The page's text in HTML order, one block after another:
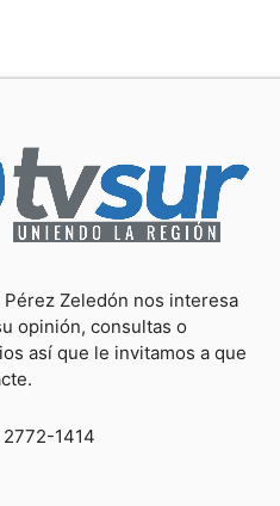
Pérez Zeledón nos interesa
opinión, consultas o
así que le invitamos a que
1414